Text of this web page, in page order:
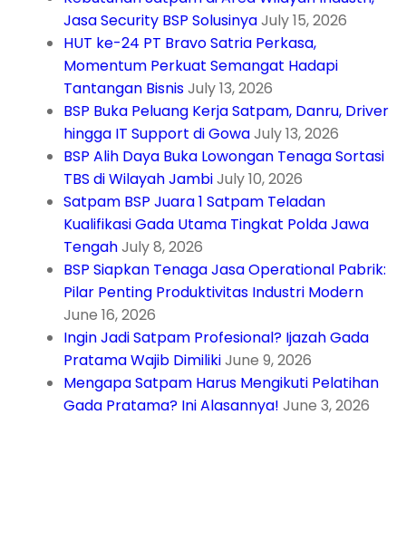
Jasa Security BSP SolusinyaJuly 15, 2026
HUT ke-24 PT Bravo Satria Perkasa,
Momentum Perkuat Semangat Hadapi
Tantangan BisnisJuly 13, 2026
BSP Buka Peluang Kerja Satpam, Danru, Driver
hingga IT Support di GowaJuly 13, 2026
BSP Alih Daya Buka Lowongan Tenaga Sortasi
TBS di Wilayah JambiJuly 10, 2026
Satpam BSP Juara 1 Satpam Teladan
Kualifikasi Gada Utama Tingkat Polda Jawa
TengahJuly 8, 2026
BSP Siapkan Tenaga Jasa Operational Pabrik:
Pilar Penting Produktivitas Industri Modern
June 16, 2026
Ingin Jadi Satpam Profesional? Ijazah Gada
Pratama Wajib DimilikiJune 9, 2026
Mengapa Satpam Harus Mengikuti Pelatihan
Gada Pratama? Ini Alasannya! June 3, 2026